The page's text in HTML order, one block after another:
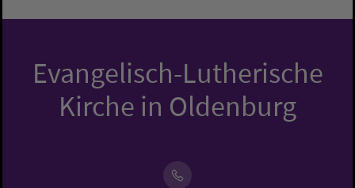
Evangelisch-Lutherische
Kirche in Oldenburg